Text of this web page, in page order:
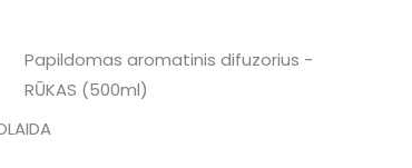
Papildomas aromatinis difuzorius -
RŪKAS (500ml)
Current